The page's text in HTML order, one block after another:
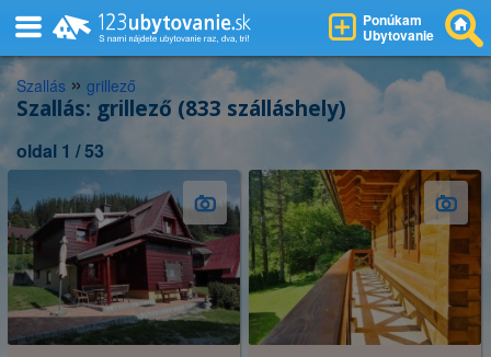
Ponúkam
Ubytovanie
Szallás » grillező
Szallás: grillező (833 szálláshely)
oldal 1 / 53